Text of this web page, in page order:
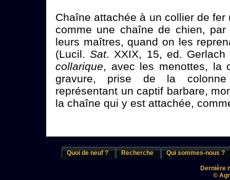
Chaîne attachée à un collier de fer
comme une chaîne de chien,
leurs maîtres, quand on les
(Lucil.Sat. XXIX, 15, ed.
collarique, avec les menottes, la
gravure, prise de la
représentant un captif barbare,
la chaîne qui y est attachée,
Quoi de neuf ? Recherche Qui sommes-nous ?
Dernière
©